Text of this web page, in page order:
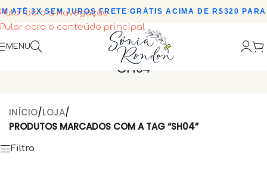
Pular para a navegação
Pular para o conteúdo principal
ATÉ 3X SEM JUROS•FRETE GRÁTIS ACIMA DE R$320 PARA
MENU
SH04
INÍCIO/LOJA/
PRODUTOS MARCADOS COM A TAG “SH04”
Filtro